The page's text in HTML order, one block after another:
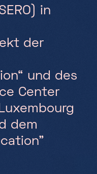
in
der
und des
Center
dem